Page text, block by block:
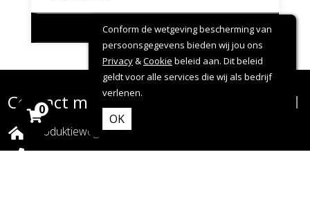
0
Conform de wetgeving bescherming van
persoonsgegevens bieden wij jou ons
Privacy&Cookie beleid aan. Dit beleid
geldt voor alle services die wij als bedrijf
verlenen.
OK
Bekijk product
Contact met Dieselservice Emmeloord
Produktieweg 15, Emmeloord - Nederland
0527 69 92 92